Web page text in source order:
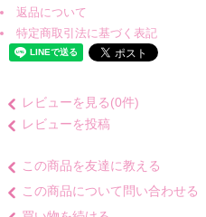
返品について
特定商取引法に基づく表記
レビューを見る(0件)
レビューを投稿
この商品を友達に教える
この商品について問い合わせる